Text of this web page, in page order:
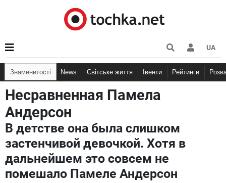
UA
Знаменитості News Світське життя Івенти Рейтинги
Несравненная Памела
Андерсон
В детстве она была слишком
застенчивой девочкой. Хотя в
дальнейшем это совсем не
помешало Памеле Андерсон